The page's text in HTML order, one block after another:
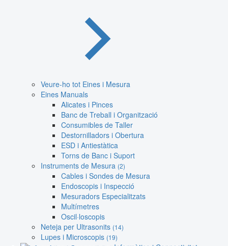
Veure-ho tot Eines i Mesura
Eines Manuals
Alicates i Pinces
Banc de Treball i Organització
Consumibles de Taller
Destornilladors i Obertura
ESD i Antiestàtica
Torns de Banc i Suport
Instruments de Mesura (2)
Cables i Sondes de Mesura
Endoscopis i Inspecció
Mesuradors Especialitzats
Multímetres
Oscil·loscopis
Neteja per Ultrasonits (14)
Lupes i Microscopis (19)